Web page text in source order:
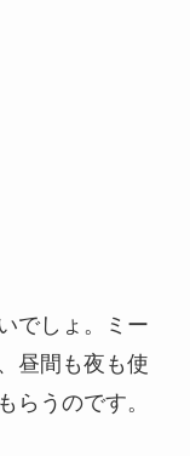
でしょ。ミー
昼間も夜も使
らうのです。